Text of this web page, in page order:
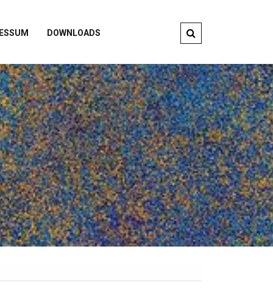
DOWNLOADS